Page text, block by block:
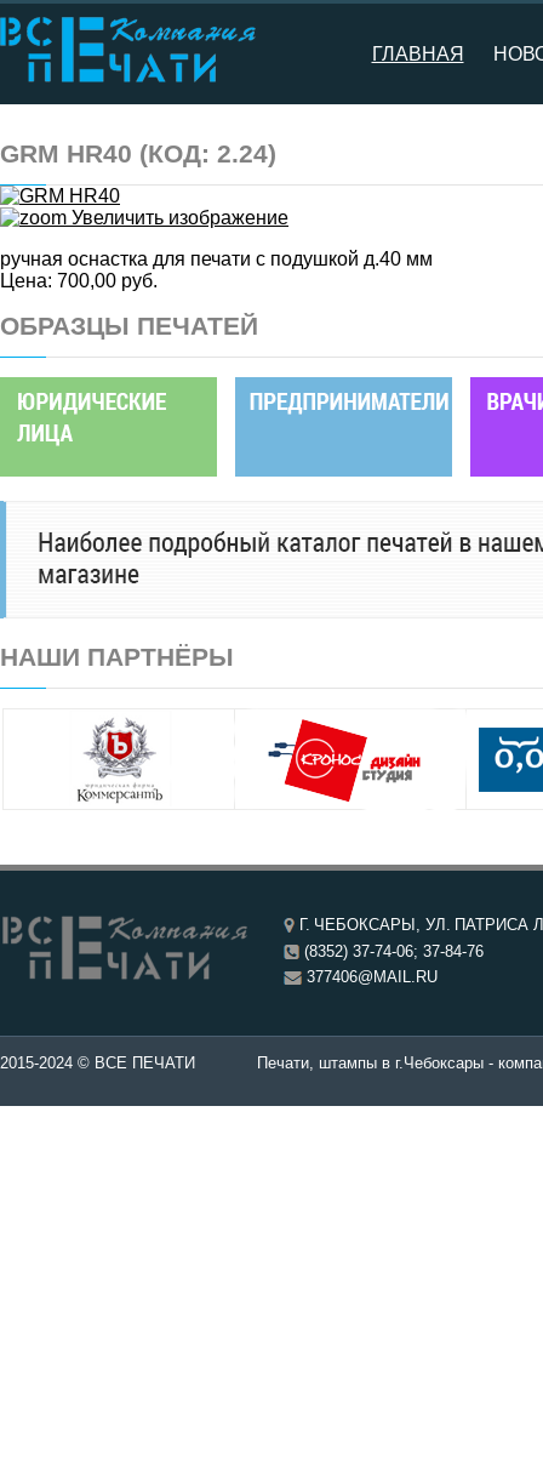
ГЛАВНАЯ
GRM HR40 (КОД: 2.24)
Увеличить изображение
ручная оснастка для печати с подушкой д.40 мм
Цена: 700,00 руб.
ОБРАЗЦЫ ПЕЧАТЕЙ
НАШИ ПАРТНЁРЫ
Г. ЧЕБОКСАРЫ, УЛ. ПАТРИСА
(8352) 37-74-06; 37-84-76
377406@MAIL.RU
в Чебоксары. Печати, штампы в г.Чебоксары -
2015-2024 © ВСЕ ПЕЧАТИ